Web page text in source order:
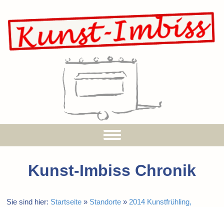
Kunst-Imbiss Chronik
Sie sind hier: Startseite » Standorte » 2014 Kunstfrühling,